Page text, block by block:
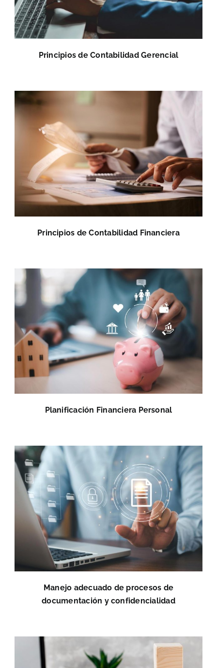
Principios de Contabilidad Gerencial
Principios de Contabilidad Financiera
Planificación Financiera Personal
Manejo adecuado de procesos de
documentación y confidencialidad